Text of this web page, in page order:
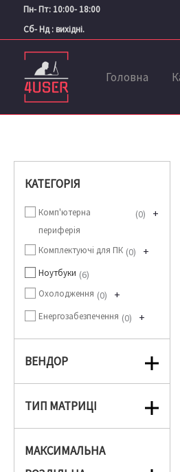
ПерейтиПн- Пт: 10:00- 18:00
Сб- Нд : вихідні.
Головна
КАТЕГОРІЯ
Комп'ютерна
периферія
+
0
Комплектуючі для ПК +
0
Ноутбуки 6
Охолодження +
0
Енергозабезпечення +
0
ВЕНДОР
ТИП МАТРИЦІ
МАКСИМАЛЬНА